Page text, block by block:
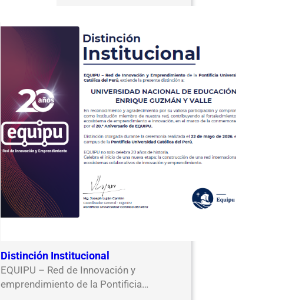
Distinción Institucional
EQUIPU – Red de Innovación y
emprendimiento de la Pontificia…